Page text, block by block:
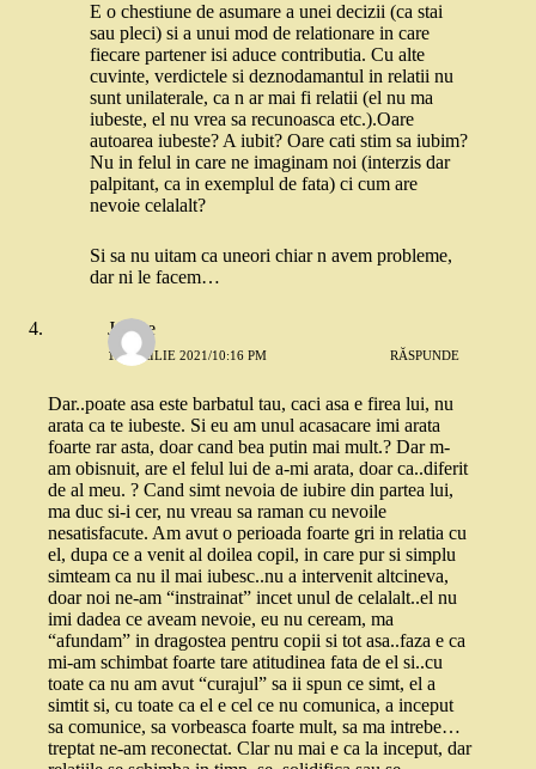
E o chestiune de asumare a unei decizii (ca stai
sau pleci) si a unui mod de relationare in care
fiecare partener isi aduce contributia. Cu alte
cuvinte, verdictele si deznodamantul in relatii nu
sunt unilaterale, ca n ar mai fi relatii (el nu ma
iubeste, el nu vrea sa recunoasca etc.).Oare
autoarea iubeste? A iubit? Oare cati stim sa iubim?
Nu in felul in care ne imaginam noi (interzis dar
palpitant, ca in exemplul de fata) ci cum are
nevoie celalalt?
Si sa nu uitam ca uneori chiar n avem probleme,
dar ni le facem…
Jolene
12 APRILIE 2021/10:16 PM RĂSPUNDE
Dar..poate asa este barbatul tau, caci asa e firea lui, nu
arata ca te iubeste. Si eu am unul acasacare imi arata
foarte rar asta, doar cand bea putin mai mult.? Dar m-
am obisnuit, are el felul lui de a-mi arata, doar ca..diferit
de al meu. ? Cand simt nevoia de iubire din partea lui,
ma duc si-i cer, nu vreau sa raman cu nevoile
nesatisfacute. Am avut o perioada foarte gri in relatia cu
el, dupa ce a venit al doilea copil, in care pur si simplu
simteam ca nu il mai iubesc..nu a intervenit altcineva,
doar noi ne-am “instrainat” incet unul de celalalt..el nu
imi dadea ce aveam nevoie, eu nu ceream, ma
“afundam” in dragostea pentru copii si tot asa..faza e ca
mi-am schimbat foarte tare atitudinea fata de el si..cu
toate ca nu am avut “curajul” sa ii spun ce simt, el a
simtit si, cu toate ca el e cel ce nu comunica, a inceput
sa comunice, sa vorbeasca foarte mult, sa ma intrebe…
treptat ne-am reconectat. Clar nu mai e ca la inceput, dar